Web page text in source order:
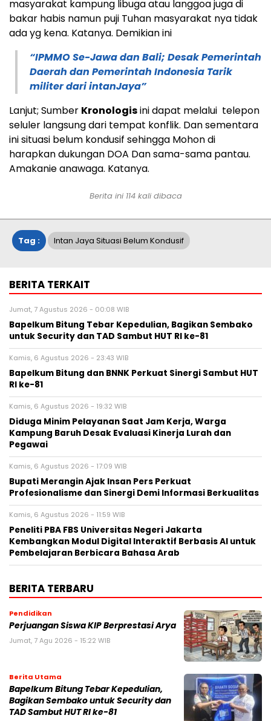
masyarakat kampung libuga atau langgoa juga di
bakar habis namun puji Tuhan masyarakat nya tidak
ada yg kena. Katanya. Demikian ini
“IPMMO Se-Jawa dan Bali; Desak Pemerintah
Daerah dan Pemerintah Indonesia Tarik
militer dari intanJaya”
Lanjut; Sumber Kronologisini dapat melalui telepon
seluler langsung dari tempat konflik. Dan sementara
ini situasi belum kondusif sehingga Mohon di
harapkan dukungan DOA Dan sama-sama pantau.
Amakanie anawaga. Katanya.
Berita ini 114kali dibaca
Tag : Intan Jaya Situasi Belum Kondusif
BERITA TERKAIT
Jumat, 7 Agustus 2026 - 00:08 WIB
Bapelkum Bitung Tebar Kepedulian, Bagikan Sembako
untuk Security dan TAD Sambut HUT RI ke-81
Kamis, 6 Agustus 2026 - 23:43 WIB
Bapelkum Bitung dan BNNK Perkuat Sinergi Sambut HUT
RI ke-81
Kamis, 6 Agustus 2026 - 19:32 WIB
Diduga Minim Pelayanan Saat Jam Kerja, Warga
Kampung Baruh Desak Evaluasi Kinerja Lurah dan
Pegawai
Kamis, 6 Agustus 2026 - 17:09 WIB
Bupati Merangin Ajak Insan Pers Perkuat
Profesionalisme dan Sinergi Demi Informasi Berkualitas
Kamis, 6 Agustus 2026 - 11:59 WIB
Peneliti PBA FBS Universitas Negeri Jakarta
Kembangkan Modul Digital Interaktif Berbasis AI untuk
Pembelajaran Berbicara Bahasa Arab
BERITA TERBARU
Pendidikan
Perjuangan Siswa KIP Berprestasi Arya
Jumat, 7 Agu 2026 - 15:22 WIB
Berita Utama
Bapelkum Bitung Tebar Kepedulian,
Bagikan Sembako untuk Security dan
TAD Sambut HUT RI ke-81